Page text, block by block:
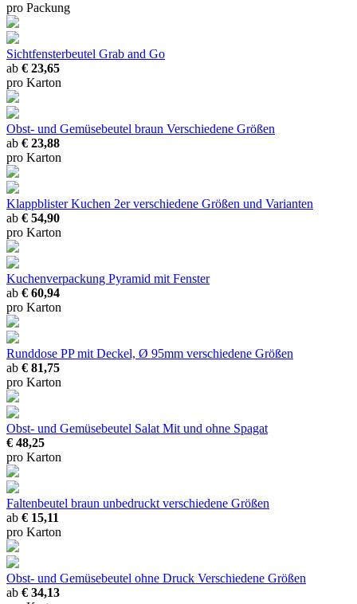
pro Packung
Sichtfensterbeutel Grab and Go
ab € 23,65
pro Karton
Obst- und Gemüsebeutel braun Verschiedene Größen
ab € 23,88
pro Karton
Klappblister Kuchen 2erverschiedene Größen und Varianten
ab € 54,90
pro Karton
Kuchenverpackung Pyramid mit Fenster
ab € 60,94
pro Karton
Runddose PP mit Deckel, Ø 95mm verschiedene Größen
ab € 81,75
pro Karton
Obst- und Gemüsebeutel Salat Mit und ohne Spagat
€ 48,25
pro Karton
Faltenbeutel braun unbedruckt verschiedene Größen
ab € 15,11
pro Karton
Obst- und Gemüsebeutel ohne Druck Verschiedene Größen
ab € 34,13